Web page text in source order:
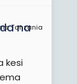
Tanzania
na
kesi